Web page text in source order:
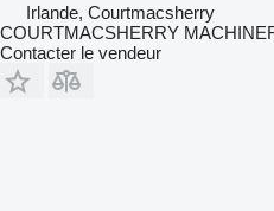
Irlande, Courtmacsherry
COURTMACSHERRY
Contacter le vendeur